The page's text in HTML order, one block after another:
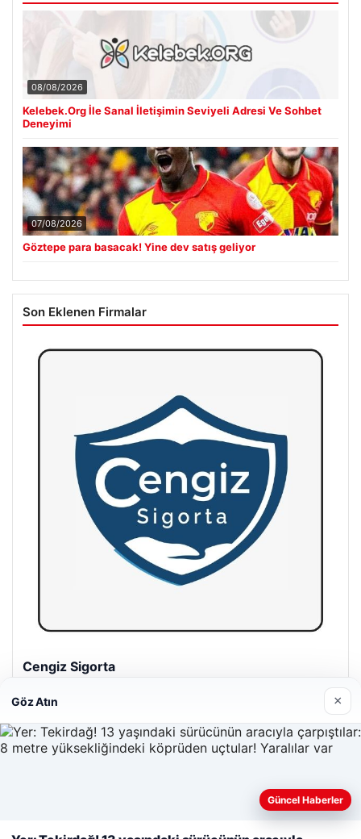
08/08/2026
Kelebek.Org İle Sanal İletişimin Seviyeli Adresi Ve Sohbet
Deneyimi
07/08/2026
Göztepe para basacak! Yine dev satış geliyor
Son Eklenen Firmalar
Hastaş Beton
Göz Atın ×
Güncel Haberler